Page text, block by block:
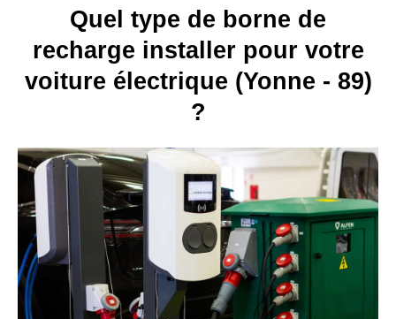
Quel type de borne de
recharge installer pour votre
voiture électrique (Yonne - 89)
?